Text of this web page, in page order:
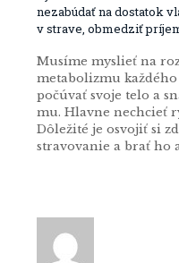
nezabúdať na dostatok
v strave, obmedziť
Musíme myslieť na
metabolizmu každého
počúvať svoje telo a
mu. Hlavne nechcieť
Dôležité je osvojiť si
stravovanie a brať ho